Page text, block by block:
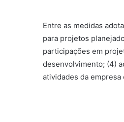
Entre as medidas
para projetos
participações em
desenvolvimento; (4)
atividades da empresa